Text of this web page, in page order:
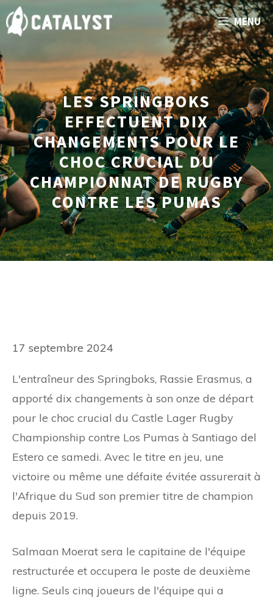
Aller
au
contenu
MENU
LES SPRINGBOKS
EFFECTUENT DIX
CHANGEMENTS POUR LE
CHOC CRUCIAL DU
CHAMPIONNAT DE RUGBY
CONTRE LES PUMAS
17 septembre 2024
L'entraîneur des Springboks, Rassie Erasmus, a
apporté dix changements à son onze de départ
pour le choc crucial du Castle Lager Rugby
Championship contre Los Pumas à Santiago del
Estero ce samedi. Avec le titre en jeu, une
victoire ou même une défaite évitée assurerait à
l'Afrique du Sud son premier titre de champion
depuis 2019.
Salmaan Moerat sera le capitaine de l'équipe
restructurée et occupera le poste de deuxième
ligne. Seuls cinq joueurs de l'équipe qui a